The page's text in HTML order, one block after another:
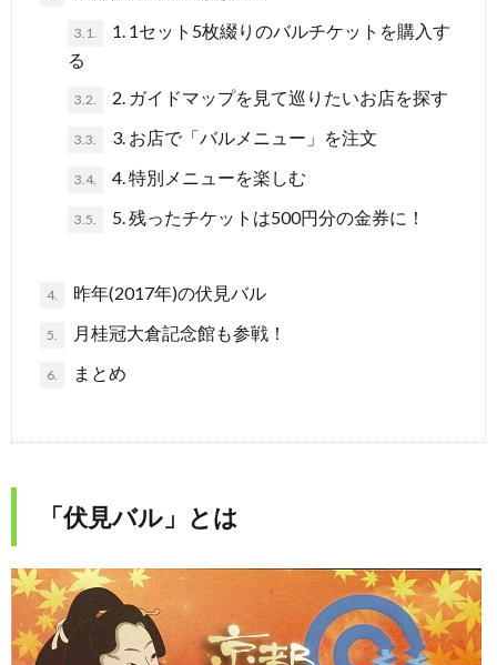
3.1.
1. 1セット5枚綴りのバルチケットを購入す
る
3.2. 2. ガイドマップを見て巡りたいお店を探す
3.3. 3. お店で「バルメニュー」を注文
3.4. 4. 特別メニューを楽しむ
3.5. 5. 残ったチケットは500円分の金券に！
4. 昨年(2017年)の伏見バル
5. 月桂冠大倉記念館も参戦！
6. まとめ
「伏見バル」とは